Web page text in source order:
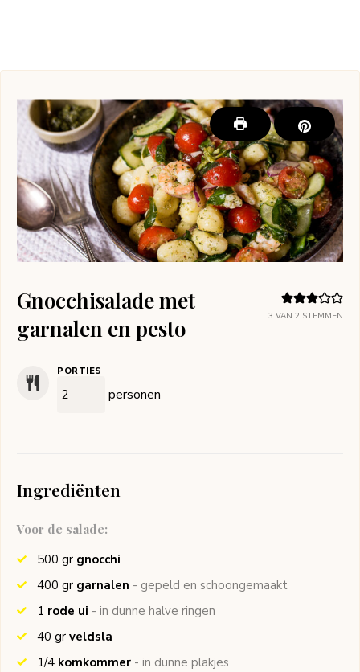
3 VAN 2 STEMMEN
Gnocchisalade met
garnalen en pesto
PORTIES
personen
Ingrediënten
Voor de salade:
500 gr gnocchi
400 gr garnalen - gepeld en schoongemaakt
1 rode ui - in dunne halve ringen
40 gr veldsla
1/4 komkommer - in dunne plakjes